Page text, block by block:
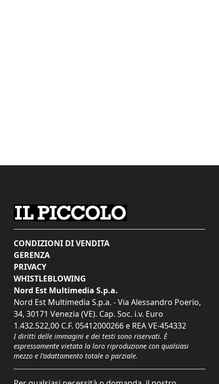
CONDIZIONI DI VENDITA
GERENZA
PRIVACY
WHISTLEBLOWING
Nord Est Multimedia S.p.a.
Nord Est Multimedia S.p.a. - Via Alessandro Poerio,
34, 30171 Venezia (VE). Cap. Soc. i.v. Euro
1.432.522,00 C.F. 05412000266 e REA VE-454332
I diritti delle immagini e dei testi sono riservati. È
espressamente vietata la loro riproduzione con qualsiasi
mezzo e l'adattamento totale o parziale.